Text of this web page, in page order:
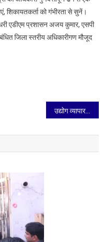
शिकायतकर्ता को गंभीरता से सुनें।
एडीएम प्रशासन अजय कुमार, एसपी
जिला स्तरीय अधिकारीगण मौजूद
उद्योग व्यापार मंडल का प्रतिनिधि मंडल अपर आयुक्त जीएसटी से मिला